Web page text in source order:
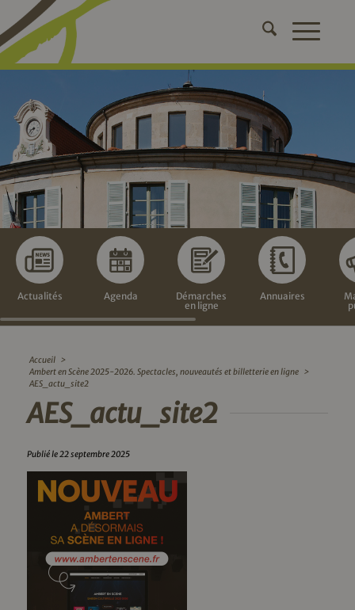
Actualités Agenda
Démarches
en ligne
Annuaires
Accueil >
Ambert en Scène 2025-2026. Spectacles, nouveautés et billetterie en ligne >
AES_actu_site2
AES_actu_site2
Publié le 22 septembre 2025